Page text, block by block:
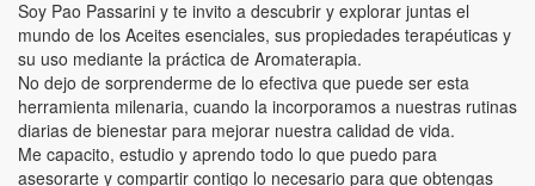
Soy Pao Passarini y te invito a descubrir y explorar juntas el
mundo de los Aceites esenciales, sus propiedades terapéuticas y
su uso mediante la práctica de Aromaterapia.
No dejo de sorprenderme de lo efectiva que puede ser esta
herramienta milenaria, cuando la incorporamos a nuestras rutinas
diarias de bienestar para mejorar nuestra calidad de vida.
Me capacito, estudio y aprendo todo lo que puedo para
asesorarte y compartir contigo lo necesario para que obtengas